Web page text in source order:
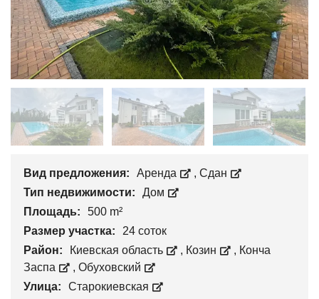
Вид предложения: Аренда , Сдан
Тип недвижимости:
Дом
Площадь:
500 m²
Размер участка:
24 соток
Район:
Киевская область , Козин , Конча
Заспа
, Обуховский
Улица:
Старокиевская